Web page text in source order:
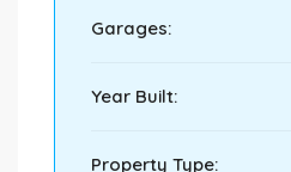
Garages:
Year Built:
Property Type: